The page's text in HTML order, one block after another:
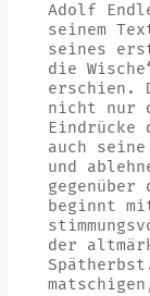
Adolf
seinem
seines
die
erschien.
nicht nur
Eindrücke
auch
und
gegenüber
beginnt
der